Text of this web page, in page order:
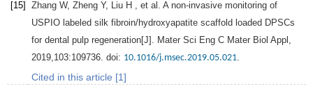
[15] Zhang W, Zheng Y, Liu H , et al. A non-invasive monitoring of
USPIO labeled silk fibroin/hydroxyapatite scaffold loaded DPSCs
for dental pulp regeneration[J]. Mater Sci Eng C Mater Biol Appl
2019 103:109736. doi: 10.1016/j.msec.2019.05.021
Cited in this article [1]